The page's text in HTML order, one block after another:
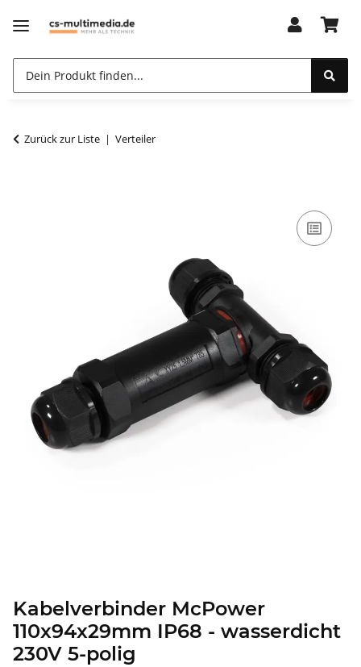
Zurück zur Liste Verteiler
Kabelverbinder McPower
110x94x29mm IP68 - wasserdicht
230V 5-polig